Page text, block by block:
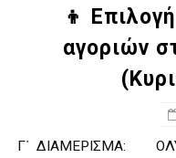
👦
αγοριών
Γ΄ ΔΙΑΜΕΡΙΣΜΑ: